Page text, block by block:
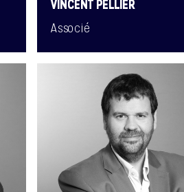
VINCENT PELLIER
Associé